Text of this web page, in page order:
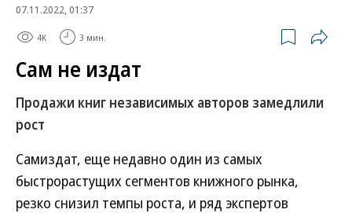
07.11.2022, 01:37
4K 3 мин.
Сам не издат
Продажи книг независимых авторов замедлили
рост
Самиздат, еще недавно один из самых
быстрорастущих сегментов книжного рынка,
резко снизил темпы роста, и ряд экспертов